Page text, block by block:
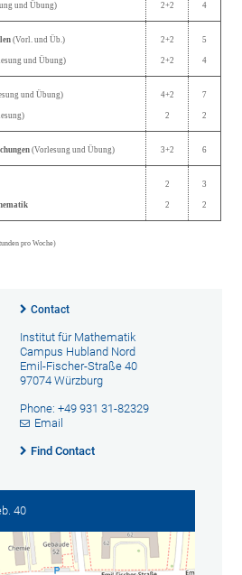
und Übung) 2+2 4
(Vorl. und Üb.)
und Übung)
2+2
2+2
5
4
und Übung) 4+2
2
7
2
(Vorlesung und Übung) 3+2 6
2
2
3
2
pro Woche)
Contact
Institut für Mathematik
Campus Hubland Nord
Emil-Fischer-Straße 40
97074 Würzburg
Phone: +49 931 31-82329
Email
Find Contact
40